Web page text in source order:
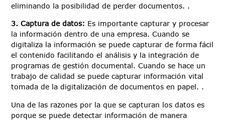
eliminando la posibilidad de perder documentos. .
3. Captura de datos: Es importante capturar y procesar
la información dentro de una empresa. Cuando se
digitaliza la información se puede capturar de forma fácil
el contenido facilitando el análisis y la integración de
programas de gestión documental. Cuando se hace un
trabajo de calidad se puede capturar información vital
tomada de la digitalización de documentos en papel. .
Una de las razones por la que se capturan los datos es
porque se puede detectar información de manera